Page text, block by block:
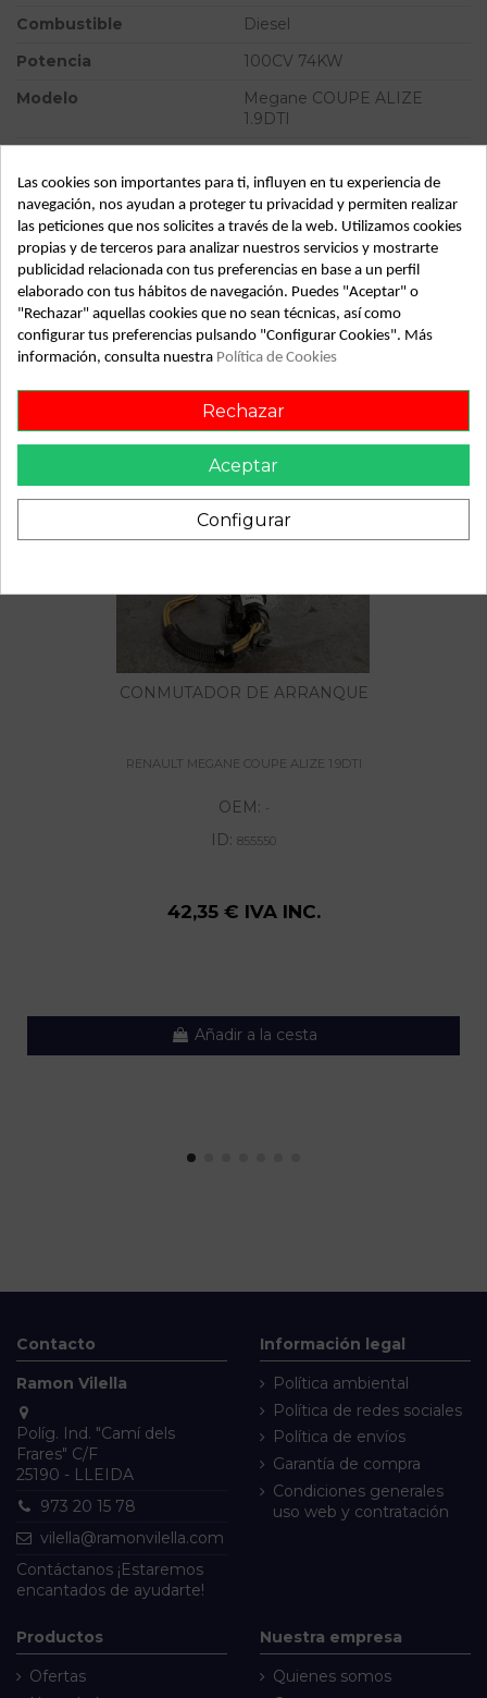
Combustible
Diesel
Potencia
100CV 74KW
Modelo
Megane COUPE ALIZE
1.9DTI
ID: 13412
Descripción
RENAULT MEGANE COUPE ALIZE 1.9DTI. renault megane
coupe alize 1.9dti del año 1999
También podría gustarte
CONMUTADOR DE ARRANQUE
RENAULT MEGANE COUPE ALIZE 1.9DTI
OEM: -
ID: 855550
42,35 € IVA INC.
Añadir a la cesta
Contacto
Ramon Vilella
Políg. Ind. "Camí dels
Frares" C/F
25190 - LLEIDA
973 20 15 78
vilella@ramonvilella.com
Contáctanos ¡Estaremos
encantados de ayudarte!
Información legal
Política ambiental
Política de redes sociales
Política de envíos
Garantía de compra
Condiciones generales
uso web y contratación
Productos
Ofertas
Nuestra empresa
Quienes somos
Las cookies son importantes para ti, influyen en tu experiencia de
navegación, nos ayudan a proteger tu privacidad y permiten realizar
las peticiones que nos solicites a través de la web. Utilizamos cookies
propias y de terceros para analizar nuestros servicios y mostrarte
publicidad relacionada con tus preferencias en base a un perfil
elaborado con tus hábitos de navegación. Puedes "Aceptar" o
"Rechazar" aquellas cookies que no sean técnicas, así como
configurar tus preferencias pulsando "Configurar Cookies". Más
información, consulta nuestra Política de Cookies
Rechazar
Aceptar
Configurar